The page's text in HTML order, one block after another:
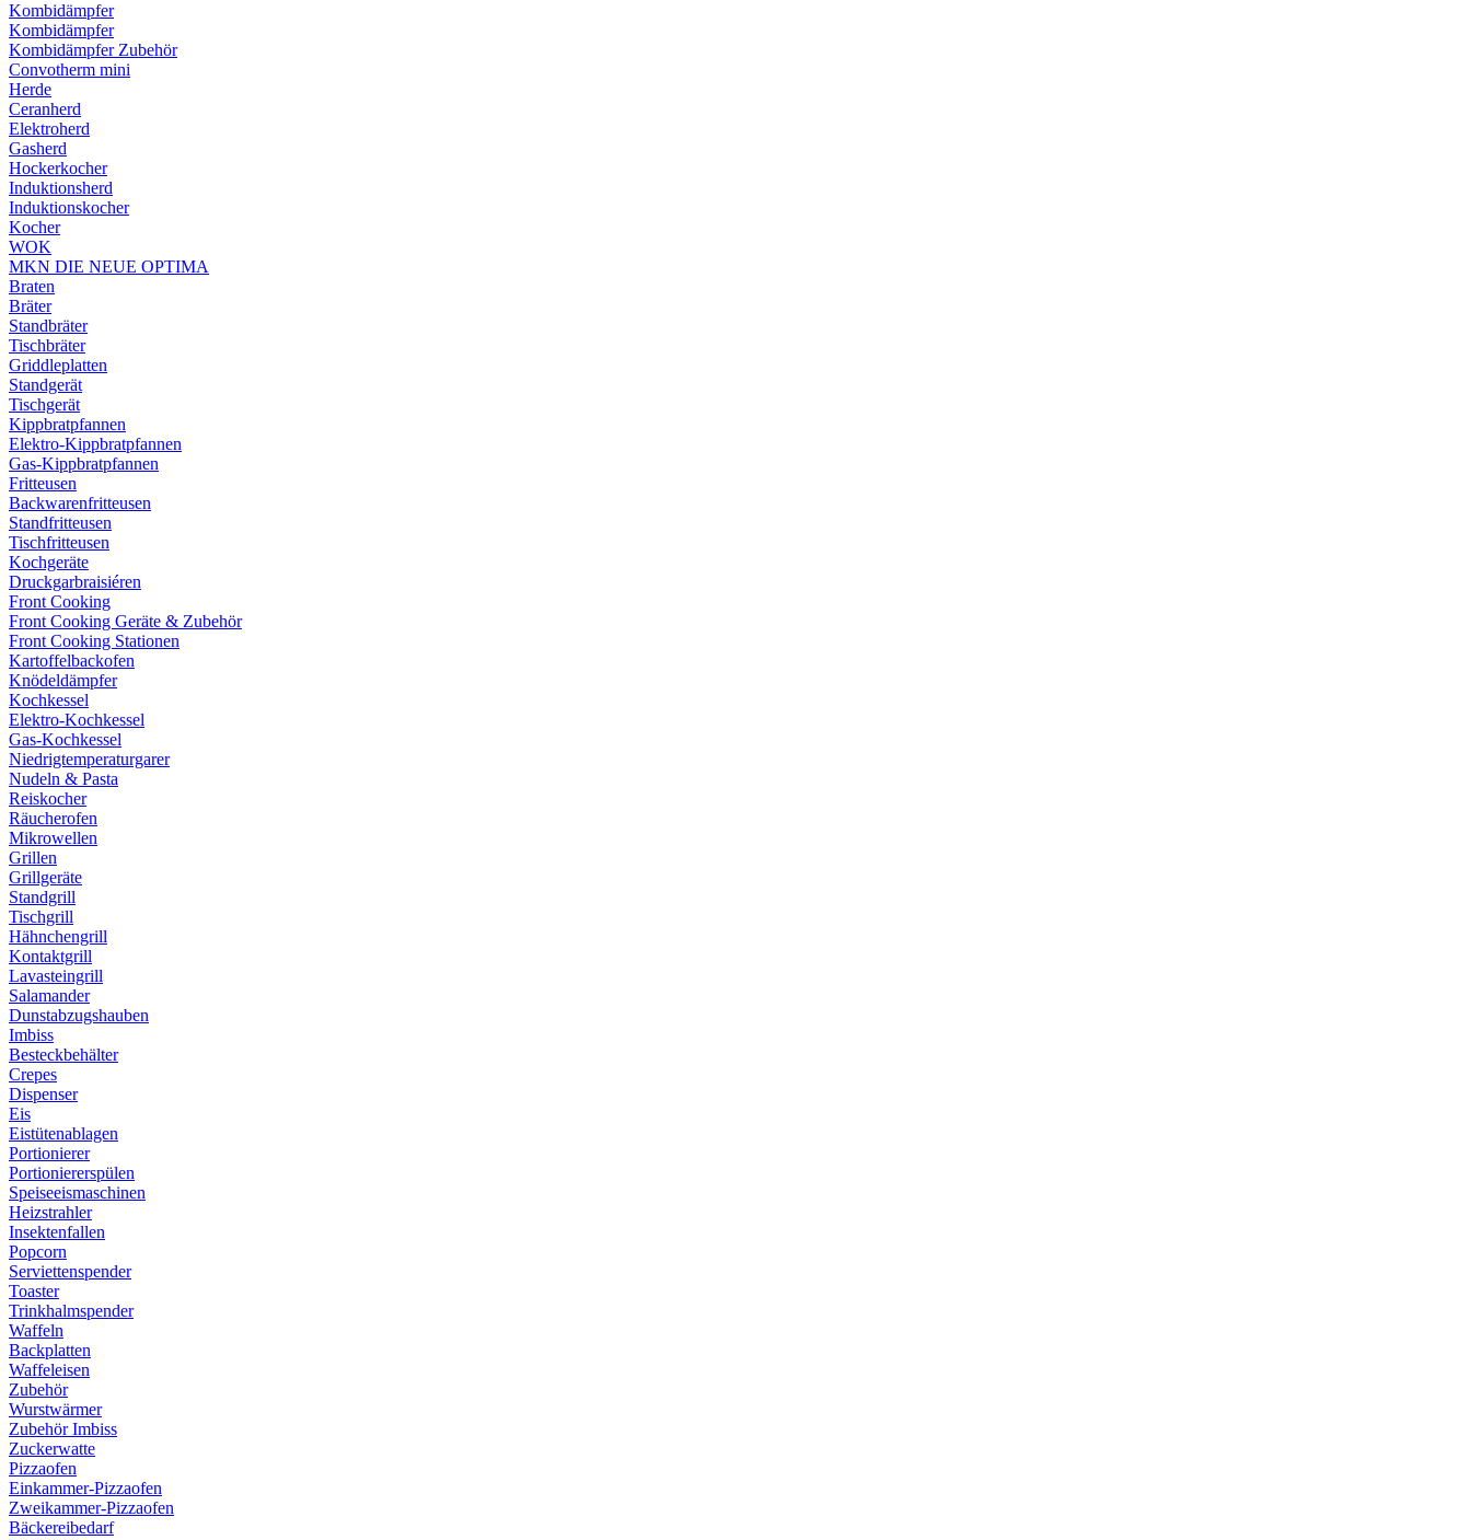
Kombidämpfer
Kombidämpfer
Kombidämpfer Zubehör
Convotherm mini
Herde
Ceranherd
Elektroherd
Gasherd
Hockerkocher
Induktionsherd
Induktionskocher
Kocher
WOK
MKN DIE NEUE OPTIMA
Braten
Bräter
Standbräter
Tischbräter
Griddleplatten
Standgerät
Tischgerät
Kippbratpfannen
Elektro-Kippbratpfannen
Gas-Kippbratpfannen
Fritteusen
Backwarenfritteusen
Standfritteusen
Tischfritteusen
Kochgeräte
Druckgarbraisiéren
Front Cooking
Front Cooking Geräte & Zubehör
Front Cooking Stationen
Kartoffelbackofen
Knödeldämpfer
Kochkessel
Elektro-Kochkessel
Gas-Kochkessel
Niedrigtemperaturgarer
Nudeln & Pasta
Reiskocher
Räucherofen
Mikrowellen
Grillen
Grillgeräte
Standgrill
Tischgrill
Hähnchengrill
Kontaktgrill
Lavasteingrill
Salamander
Dunstabzugshauben
Imbiss
Besteckbehälter
Crepes
Dispenser
Eis
Eistütenablagen
Portionierer
Portioniererspülen
Speiseeismaschinen
Heizstrahler
Insektenfallen
Popcorn
Serviettenspender
Toaster
Trinkhalmspender
Waffeln
Backplatten
Waffeleisen
Zubehör
Wurstwärmer
Zubehör Imbiss
Zuckerwatte
Pizzaofen
Einkammer-Pizzaofen
Zweikammer-Pizzaofen
Bäckereibedarf